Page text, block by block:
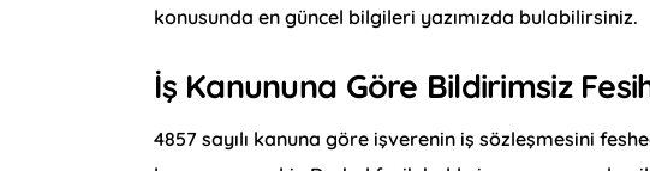
konusunda en güncel bilgileri yazımızda bulabilirsiniz.
İş Kanununa Göre Bildirimsiz
4857 sayılı kanuna göre işverenin iş sözleşmesini